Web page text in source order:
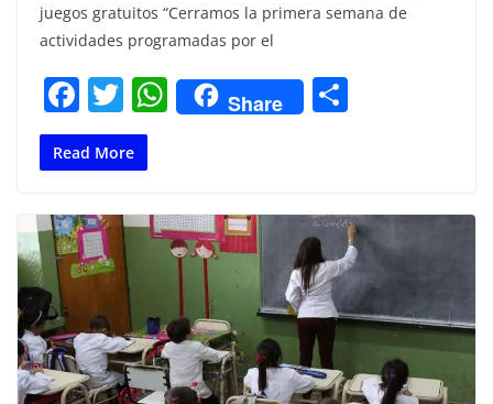
juegos gratuitos “Cerramos la primera semana de
actividades programadas por el
F
a
c
b
o
o
k
T
w
itt
W
h
A
p
p
Share
ar
tir
Read More